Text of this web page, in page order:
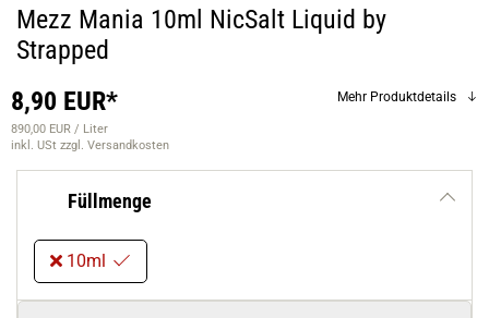
Mezz Mania 10ml NicSalt Liquid by
Strapped
8,90 EUR*
890,00 EUR / Liter
inkl. USt zzgl. Versandkosten
Mehr Produktdetails
Füllmenge
10ml